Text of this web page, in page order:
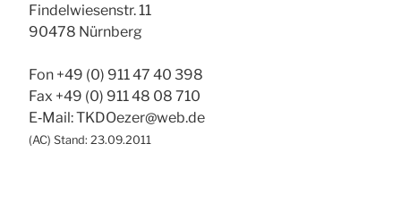
Fin­del­wie­sen­str. 11
90478 Nürn­berg
Fon +49 (0) 911 47 40 398
Fax +49 (0) 911 48 08 710
E‑Mail: TKDOezer@web.de
(AC) Stand: 23.09.2011